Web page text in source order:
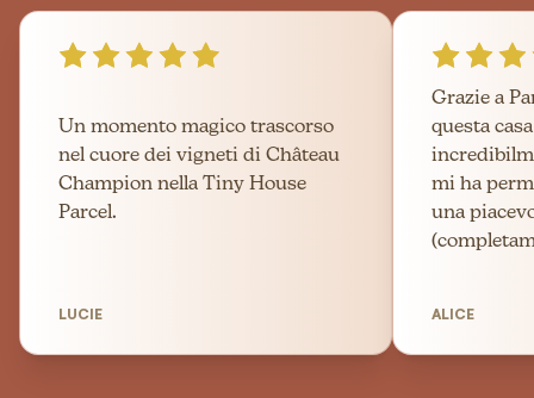
Un momento magico trascorso
nel cuore dei vigneti di Château
Champion nella Tiny House
Parcel.
LUCIE
Grazie a
questa
mi ha
una
ALICE